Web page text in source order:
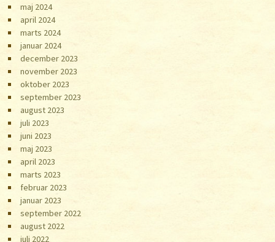
maj 2024
april 2024
marts 2024
januar 2024
december 2023
november 2023
oktober 2023
september 2023
august 2023
juli 2023
juni 2023
maj 2023
april 2023
marts 2023
februar 2023
januar 2023
september 2022
august 2022
juli 2022